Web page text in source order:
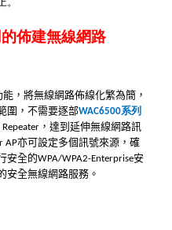
佈建無線網路
，將無線網路佈線化繁為簡，
圍，不需要逐部WAC6500系列
Repeater ，達到延伸無線網路訊
AP亦可設定多個訊號來源，確
安全的WPA/WPA2-Enterprise安
安全無線網路服務。